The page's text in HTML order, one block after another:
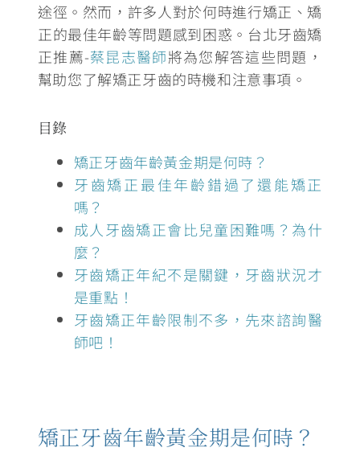
途徑。然而， 許多人對於何時進行矯正、矯
正的最佳年齡等問題感到困惑 。台北牙齒矯
正推薦-蔡昆志醫師將為您解答這些問題，
幫助您了解矯正牙齒的時機和注意事項。
目錄
矯正牙齒年齡黃金期是何時？
牙齒矯正最佳年齡錯過了還能矯正
嗎？
成人牙齒矯正會比兒童困難嗎？為什
麼？
牙齒矯正年紀不是關鍵，牙齒狀況才
是重點！
牙齒矯正年齡限制不多，先來諮詢醫
師吧！
矯正牙齒年齡黃金期是何時？